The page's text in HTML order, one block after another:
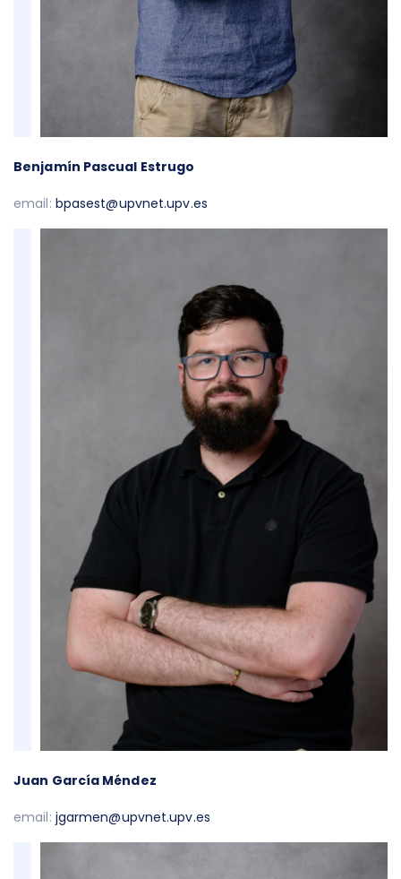
Benjamín Pascual Estrugo
email: bpasest@upvnet.upv.es
Juan García Méndez
email: jgarmen@upvnet.upv.es